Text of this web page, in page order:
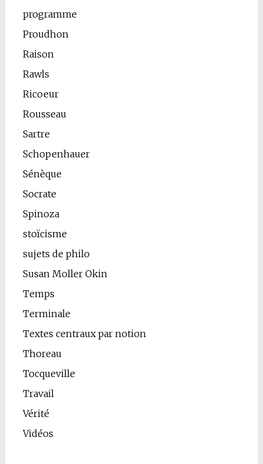
programme
Proudhon
Raison
Rawls
Ricoeur
Rousseau
Sartre
Schopenhauer
Sénèque
Socrate
Spinoza
stoïcisme
sujets de philo
Susan Moller Okin
Temps
Terminale
Textes centraux par notion
Thoreau
Tocqueville
Travail
Vérité
Vidéos